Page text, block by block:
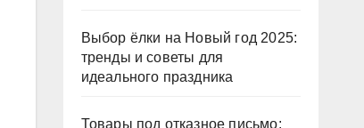
Выбор ёлки на Новый год 2025:
тренды и советы для
идеального праздника
Товары под отказное письмо: